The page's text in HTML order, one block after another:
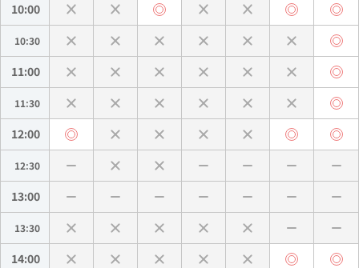
10:00
10:30
11:00
11:30
12:00
12:30
13:00
13:30
14:00